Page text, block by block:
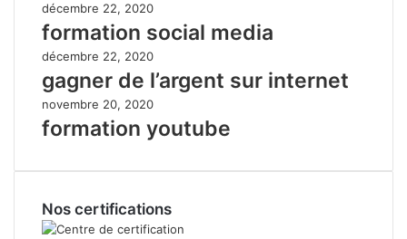
décembre 22, 2020
formation social media
décembre 22, 2020
gagner de l’argent sur internet
novembre 20, 2020
formation youtube
Nos certifications